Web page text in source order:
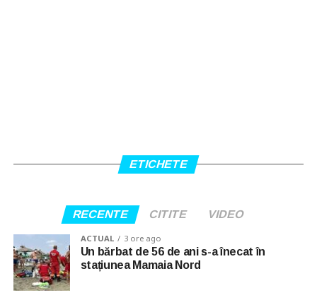
ETICHETE
RECENTE CITITE VIDEO
ACTUAL 3 ore ago
Un bărbat de 56 de ani s-a înecat în
stațiunea Mamaia Nord